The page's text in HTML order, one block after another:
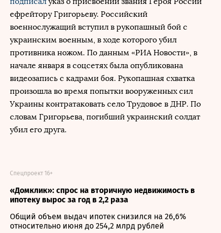
ефрейтору Григорьеву. Российский
военнослужащий вступил в рукопашный бой с
украинским военным, в ходе которого убил
противника ножом. По данным «РИА Новости», в
начале января в соцсетях была опубликована
видеозапись с кадрами боя. Рукопашная схватка
произошла во время попытки вооруженных сил
Украины контратаковать село Трудовое в ДНР. По
словам Григорьева, погибший украинский солдат
убил его друга.
«Домклик»: спрос на вторичную недвижимость в
ипотеку вырос за год в 2,2 раза
Спецпроект 16+
Общий объем выдач ипотек снизился на 26,6%
относительно июня до 254,2 млрд рублей